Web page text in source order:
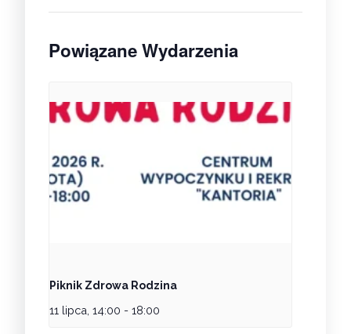
Powiązane Wydarzenia
Piknik Zdrowa Rodzina
11 lipca, 14:00 - 18:00